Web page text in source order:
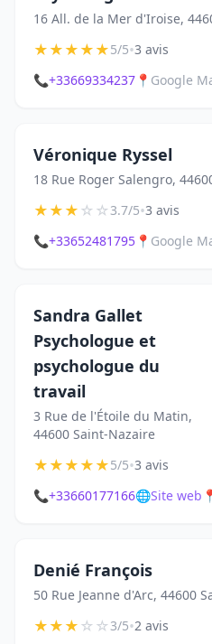
16 All. de la Mer d'Iroise,
★★★★★5/5•3 avis
📞+33669334237 📍 Google
Véronique Ryssel
18 Rue Roger Salengro,
★★★☆☆3.7/5•3 avis
📞+33652481795 📍 Google
Sandra Gallet
Psychologue et
psychologue du
travail
3 Rue de l'Étoile du Matin,
44600 Saint-Nazaire
★★★★★5/5•3 avis
📞+33660177166🌐Site web
Denié François
50 Rue Jeanne d'Arc, 44600
★★★☆☆3/5•2 avis